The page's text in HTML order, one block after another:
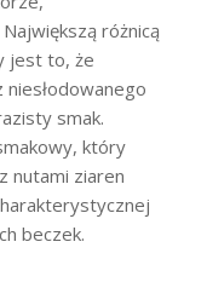
różnicą
jest to, że
smak.
który
nutami ziaren
beczek.